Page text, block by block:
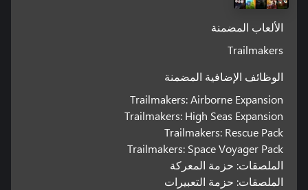
الألعاب المضمنة
Trailmakers
الوظائف الإضافية المضمنة
Trailmakers: Airborne Expansion
Trailmakers: High Seas Expansion
Trailmakers: Rescue Pack
Trailmakers: Space Voyager Pack
الملصقات: حزمة المعركة
الملصقات: حزمة التعبيرات